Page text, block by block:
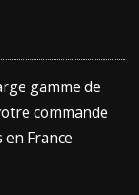
gamme de
commande
France